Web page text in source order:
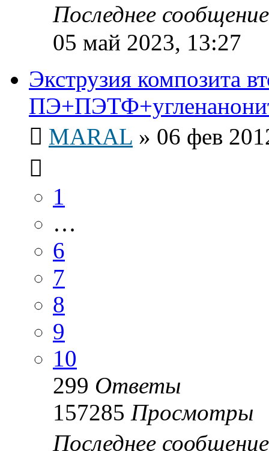
Последнее
05 май 2023, 13:27
Экструзия композита
MARAL » 06 фев
1
…
6
7
8
9
10
299 Ответы
157285 Просмотры
Последнее